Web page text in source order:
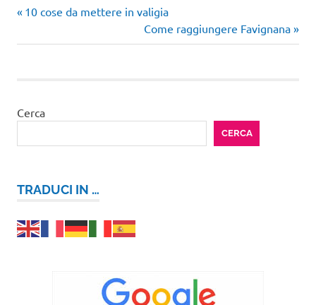
Navigazione
articoli
Articolo
10 cose da mettere in valigia
Articolo
successivo:
Come raggiungere Favignana
Cerca
CERCA
TRADUCI IN …